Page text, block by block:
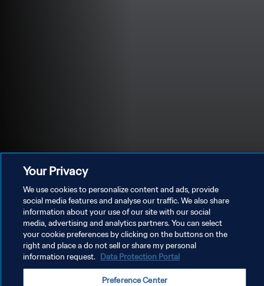
POLITIQUE DE CONFIDENTIALITÉ
CONDITIONS D'UTILISATION
GÉRER VOS PRÉFÉRENCES SUR LES COOKIES
Your Privacy
We use cookies to personalize content and ads, provide
social media features and analyse our traffic. We also share
information about your use of our site with our social
media, advertising and analytics partners. You can select
your cookie preferences by clicking on the buttons on the
right and place a do not sell or share my personal
information request. Data Protection Portal
Preference Center